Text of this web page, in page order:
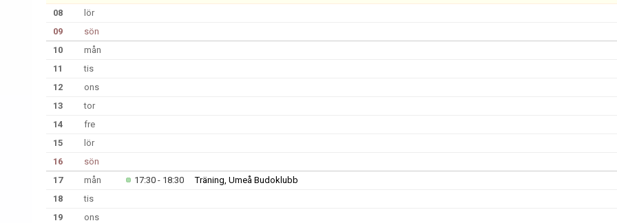
08
lör
09
sön
10
mån
11
tis
12
ons
13
tor
14
fre
15
lör
16
sön
17 mån 17:30 - 18:30
Träning, Umeå Budoklubb
18
tis
19
ons